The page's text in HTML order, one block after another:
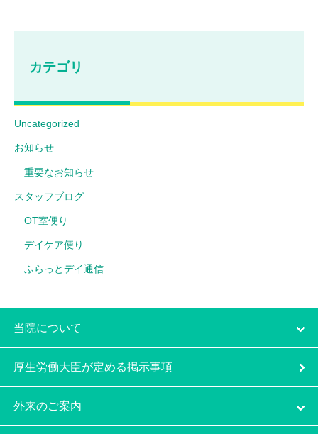
カテゴリ
Uncategorized
お知らせ
重要なお知らせ
スタッフブログ
OT室便り
デイケア便り
ふらっとデイ通信
当院について
厚生労働大臣が定める掲示事項
外来のご案内